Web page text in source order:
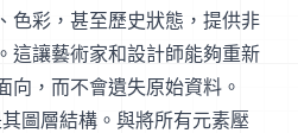
色彩，甚至歷史狀態，提供非
這讓藝術家和設計師能夠重新
向，而不會遺失原始資料。
圖層結構。與將所有元素壓